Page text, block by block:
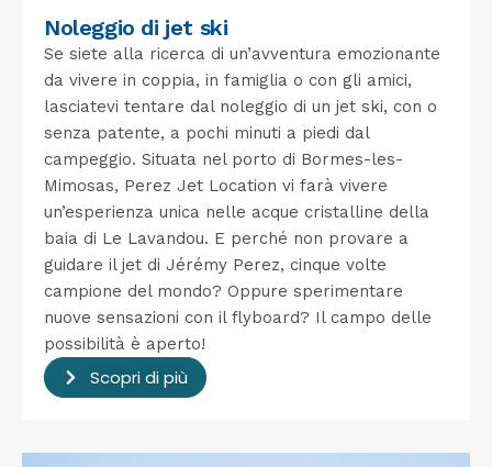
Noleggio di jet ski
Se siete alla ricerca di un’avventura emozionante
da vivere in coppia, in famiglia o con gli amici,
lasciatevi tentare dal noleggio di un jet ski, con o
senza patente, a pochi minuti a piedi dal
campeggio. Situata nel porto di Bormes-les-
Mimosas, Perez Jet Location vi farà vivere
un’esperienza unica nelle acque cristalline della
baia di Le Lavandou. E perché non provare a
guidare il jet di Jérémy Perez, cinque volte
campione del mondo? Oppure sperimentare
nuove sensazioni con il flyboard? Il campo delle
possibilità è aperto!
Scopri di più